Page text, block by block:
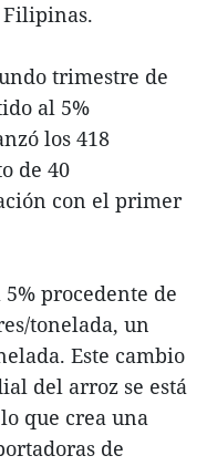
trimestre de
al 5%
los 418
de 40
con el primer
procedente de
tonelada, un
Este cambio
del arroz se está
que crea una
de